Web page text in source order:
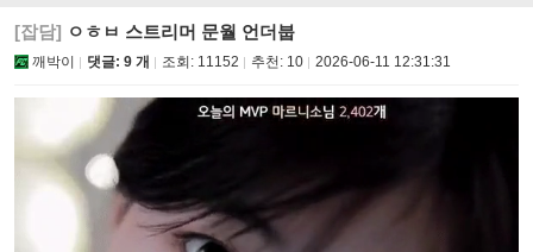
[잡담] ㅇㅎㅂ 스트리머 문월 언더붑
깨박이 댓글: 9 개 조회: 11152 추천: 10 2026-06-11 12:31:31